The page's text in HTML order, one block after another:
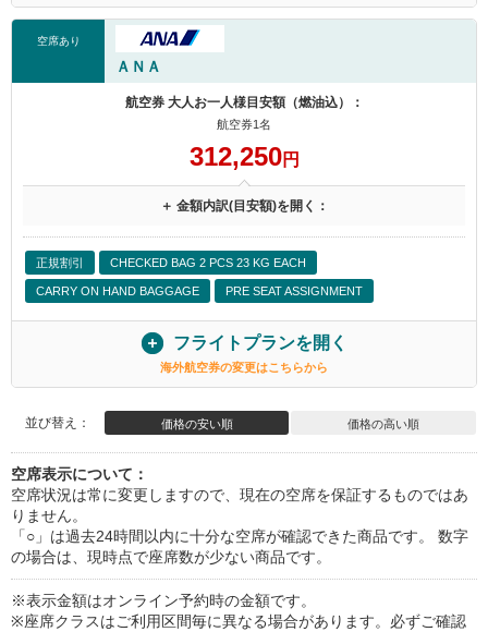
空席あり
ＡＮＡ
航空券 大人お一人様目安額（燃油込）：
航空券1名
312,250円
＋ 金額内訳(目安額)を開く：
正規割引 CHECKED BAG 2 PCS 23 KG EACH
CARRY ON HAND BAGGAGE PRE SEAT ASSIGNMENT
フライトプランを開く
海外航空券の変更はこちらから
並び替え： 価格の安い順 価格の高い順
空席表示について：
空席状況は常に変更しますので、現在の空席を保証するものではあ
りません。
「○」は過去24時間以内に十分な空席が確認できた商品です。 数字
の場合は、現時点で座席数が少ない商品です。
※表示金額はオンライン予約時の金額です。
※座席クラスはご利用区間毎に異なる場合があります。必ずご確認